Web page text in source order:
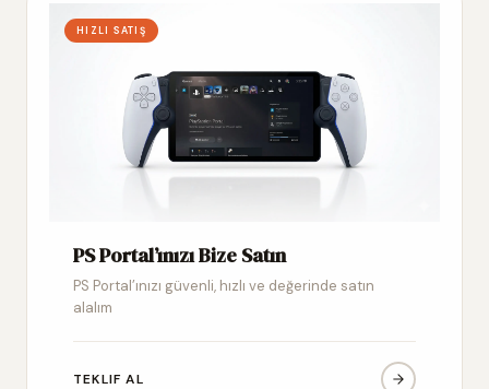
HIZLI SATIŞ
PS Portal’ınızı Bize Satın
PS Portal’ınızı güvenli, hızlı ve değerinde satın
alalım
TEKLIF AL